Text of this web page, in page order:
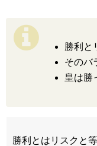
勝利と
そのバ
皇は勝
勝利とはリスクと